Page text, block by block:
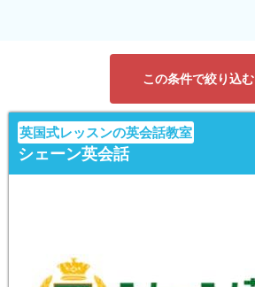
この条件で絞り込む
英国式レッスンの英会話教室
シェーン英会話